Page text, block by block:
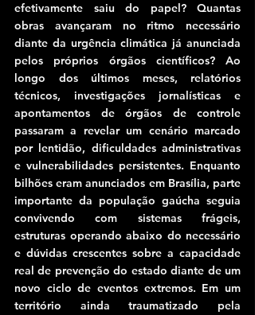
efetivamente saiu do papel? Quantas
obras avançaram no ritmo necessário
diante da urgência climática já anunciada
pelos próprios órgãos científicos? Ao
longo dos últimos meses, relatórios
técnicos, investigações jornalísticas e
apontamentos de órgãos de controle
passaram a revelar um cenário marcado
por lentidão, dificuldades administrativas
e vulnerabilidades persistentes. Enquanto
bilhões eram anunciados em Brasília, parte
importante da população gaúcha seguia
convivendo com sistemas frágeis,
estruturas operando abaixo do necessário
e dúvidas crescentes sobre a capacidade
real de prevenção do estado diante de um
novo ciclo de eventos extremos. Em um
território ainda traumatizado pela